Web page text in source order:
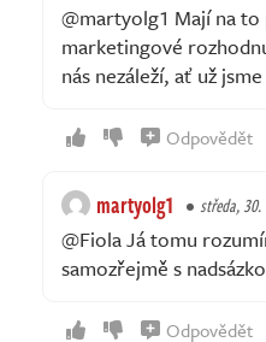
@martyolg1 Mají na
marketingové
nás nezáleží, ať už
Odpovědět
martyolg1 středa,
@Fiola Já tomu
samozřejmě s
Odpovědět